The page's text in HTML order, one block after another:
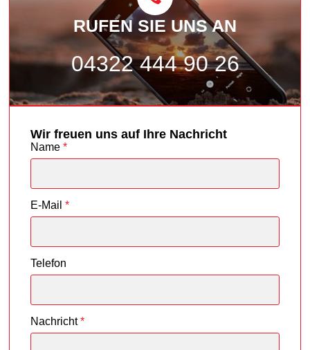
RUFEN SIE UNS AN
04322 444 90 26
Wir freuen uns auf Ihre Nachricht
Name *
E-Mail *
Telefon
Nachricht *